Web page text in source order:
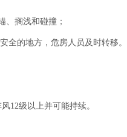
搁浅和碰撞；
全的地方，危房人员及时转移
12级以上并可能持续。